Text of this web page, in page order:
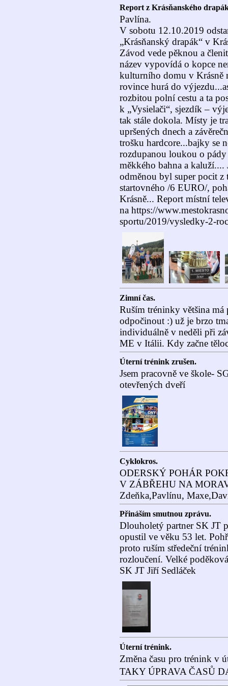
Report z Krásňanského
Pavlína.
V sobotu 12.10.2019
„Krásňanský drapák“ v
Závod vede pěknou a
název vypovídá o kopce
kulturního domu v Krásně
rovince hurá do
rozbitou polní cestu a ta
k „Vysielači“, sjezdík –
tak stále dokola. Místy je
upršených dnech a
trošku hardcore...bajky se
rozdupanou loukou o
měkkého bahna a kaluží....
odměnou byl super pocit
startovného /6 EURO/,
Krásně... Report místní
na https://
sportu/2019/vysledky-2-
Zimní čas.
Ruším tréninky většina má
odpočinout :) už je brzo
individuálně v neděli při
ME v Itálii. Kdy začne
Úterní trénink zrušen.
Jsem pracovně ve škole-
otevřených dveří
Cyklokros.
ODERSKÝ POHÁR
V ZÁBŘEHU NA
Zdeňka,Pavlínu,
Přináším smutnou zprávu.
Dlouholetý partner SK JT
opustil ve věku 53 let.
proto ruším středeční
rozloučení. Velké
SK JT Jiří Sedláček
Úterní trénink.
Změna času pro trénink v
TAKY ÚPRAVA ČASŮ